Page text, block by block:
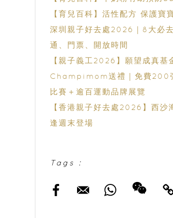
【育兒百科】活性配方 保護寶
深圳親子好去處2026｜8大必
通、門票、開放時間
【親子義工2026】願望成真
Champimom送禮｜免費200
比賽＋逾百運動品牌展覽
【香港親子好去處2026】
逢週末登場
Tags :